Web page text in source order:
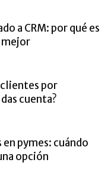
a CRM: por qué es
mejor
por
cuenta?
pymes: cuándo
opción